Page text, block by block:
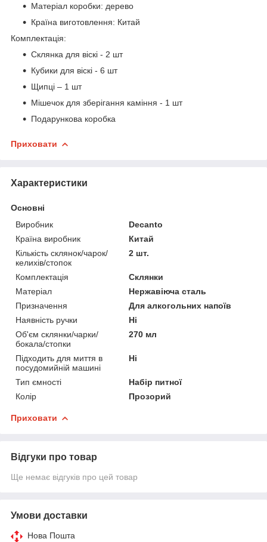
Матеріал коробки: дерево
Країна виготовлення: Китай
Комплектація:
Склянка для віскі - 2 шт
Кубики для віскі - 6 шт
Щипці – 1 шт
Мішечок для зберігання каміння - 1 шт
Подарункова коробка
Приховати
Характеристики
Основні
Виробник
Decanto
Країна виробник
Китай
Кількість склянок/чарок/
келихів/стопок
2 шт.
Комплектація
Склянки
Матеріал
Нержавіюча сталь
Призначення
Для алкогольних напоїв
Наявність ручки
Ні
Об'єм склянки/чарки/
бокала/стопки
270 мл
Підходить для миття в
посудомийній машині
Ні
Тип ємності
Набір питної
Колір
Прозорий
Приховати
Відгуки про товар
Ще немає відгуків про цей товар
Умови доставки
Нова Пошта